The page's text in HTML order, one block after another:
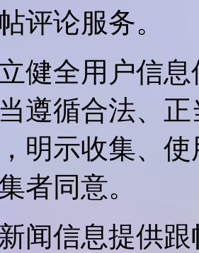
评论服务。
立健全用户信
遵循合法、
明示收集、
者同意。
新闻信息提供